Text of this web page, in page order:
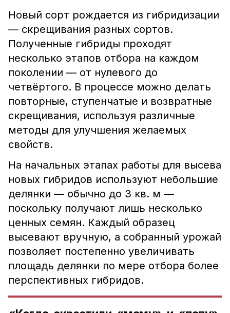
Новый сорт рождается из гибридизации
— скрещивания разных сортов.
Полученные гибриды проходят
несколько этапов отбора на каждом
поколении — от нулевого до
четвёртого. В процессе можно делать
повторные, ступенчатые и возвратные
скрещивания, используя различные
методы для улучшения желаемых
свойств.
На начальных этапах работы для высева
новых гибридов используют небольшие
делянки — обычно до 3 кв. м —
поскольку получают лишь несколько
ценных семян. Каждый образец
высевают вручную, а собранный урожай
позволяет постепенно увеличивать
площадь делянки по мере отбора более
перспективных гибридов.